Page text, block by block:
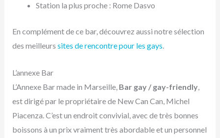
Station la plus proche : Rome Dasvo
En complément de ce bar, découvrez aussi notre sélection
des meilleurs sites de rencontre pour les gays.
L’annexe Bar
L’Annexe Bar made in Marseille, Bar gay / gay-friendly,
est dirigé par le propriétaire de New Can Can, Michel
Piacenza. C’est un endroit convivial, avec de très bonnes
boissons à un prix vraiment très abordable et un personnel